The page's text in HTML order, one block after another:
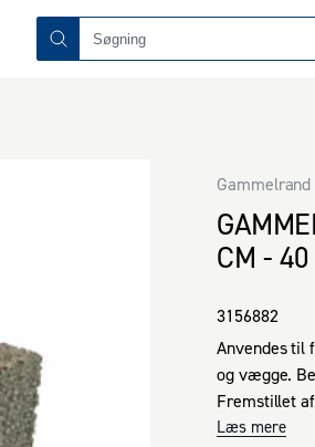
CM -
Gammelrand
3156882
Anvendes til
og vægge.
Fremstillet
for sten i
Læs mere